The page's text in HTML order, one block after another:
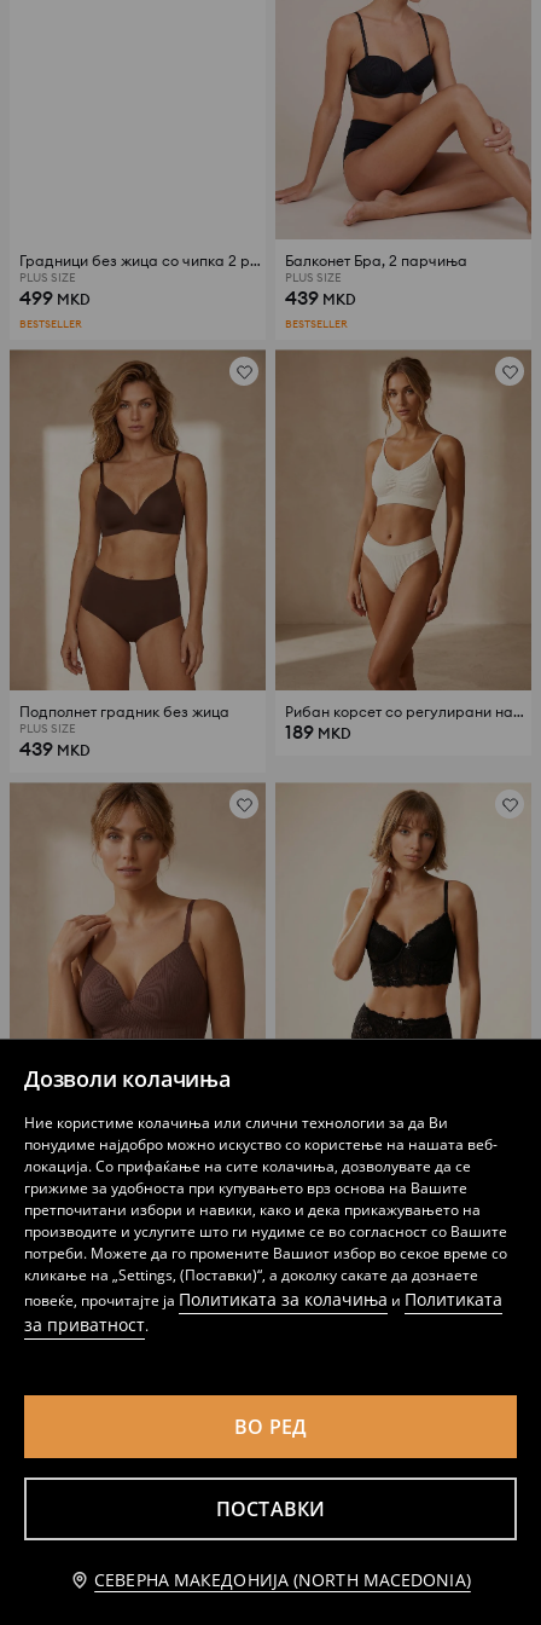
Дозволи колачиња
Ние користиме колачиња или слични технологии за да Ви
понудиме најдобро можно искуство со користење на нашата веб-
локација. Со прифаќање на сите колачиња, дозволувате да се
грижиме за удобноста при купувањето врз основа на Вашите
претпочитани избори и навики, како и дека прикажувањето на
производите и услугите што ги нудиме се во согласност со Вашите
потреби. Можете да го промените Вашиот избор во секое време со
кликање на „Settings, (Поставки)“, а доколку сакате да дознаете
повеќе, прочитајте ја Политиката за колачиња и Политиката
за приватност.
ПОСТАВКИ
ВО РЕД
СЕВЕРНА МАКЕДОНИЈА (NORTH MACEDONIA)
Градници без жица со чипка 2 pack
PLUS SIZE
499 MKD
BESTSELLER
Балконет Бра, 2 парчиња
PLUS SIZE
439 MKD
BESTSELLER
Подполнет градник без жица
PLUS SIZE
439 MKD
Рибан корсет со регулирани нараменици и набриднување
189 MKD
Бесшевен подполнет bralette градник
PLUS SIZE
439 MKD
BESTSELLER
PLUS SIZE
499 MKD
BESTSELLER
Grudnjak za dojenje so čipka Градник Extra Push-Up со чипка